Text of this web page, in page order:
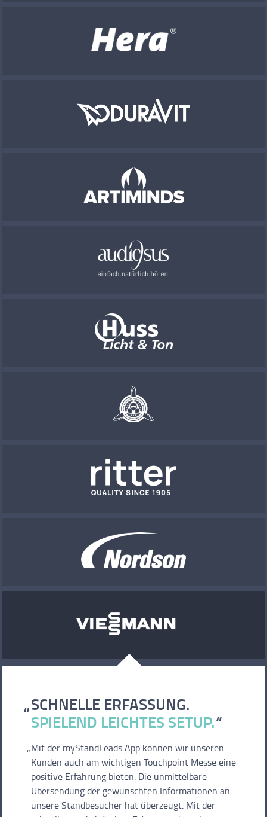
SCHNELLE ERFASSUNG.
SPIELEND LEICHTES SETUP.
Mit der myStandLeads App können wir unseren
Kunden auch am wichtigen Touchpoint Messe eine
positive Erfahrung bieten. Die unmittelbare
Übersendung der gewünschten Informationen an
unsere Standbesucher hat überzeugt. Mit der